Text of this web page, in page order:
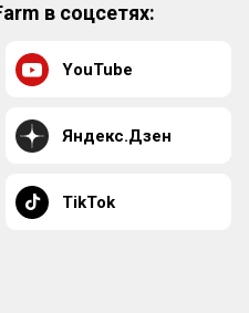
в соцсетях:
YouTube
Яндекс.Дзен
TikTok